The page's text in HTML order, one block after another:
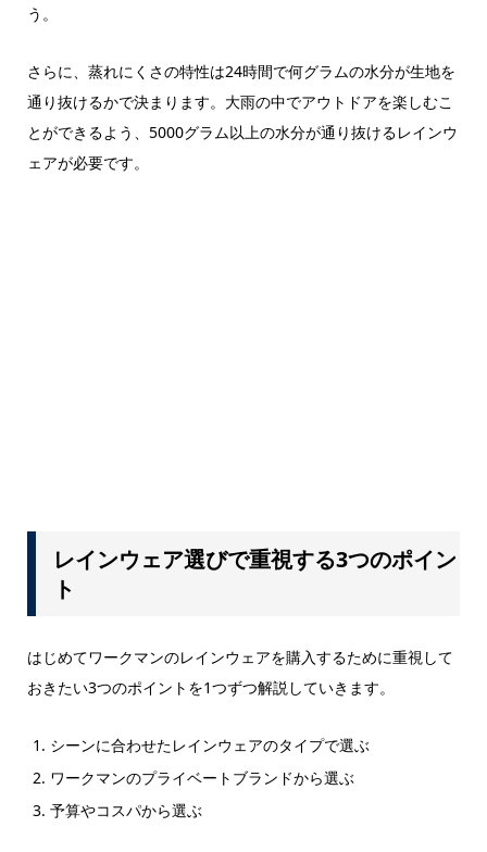
う。
さらに、蒸れにくさの特性は24時間で何グラムの水分が生地を
通り抜けるかで決まります。大雨の中でアウトドアを楽しむこ
とができるよう、5000グラム以上の水分が通り抜けるレインウ
ェアが必要です。
レインウェア選びで重視する3つのポイン
ト
はじめてワークマンのレインウェアを購入するために重視して
おきたい3つのポイントを1つずつ解説していきます。
シーンに合わせたレインウェアのタイプで選ぶ
ワークマンのプライベートブランドから選ぶ
予算やコスパから選ぶ